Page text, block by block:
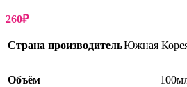
260₽
Страна производительЮжная
Объём